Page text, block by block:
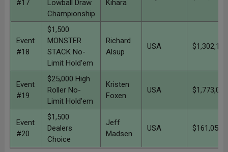
#17
Lowball Draw
Championship
Kihara
Event
#18
$1,500
MONSTER
STACK No-
Limit Hold'em
Richard
Alsup
USA $1,302,125
Event
#19
$25,000 High
Roller No-
Limit Hold’em
Kristen
Foxen
USA $1,773,083
Event
#20
$1,500
Dealers
Choice
Jeff
Madsen
USA $161,057